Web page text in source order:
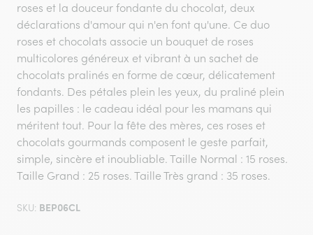
roses et la douceur fondante du chocolat, deux
déclarations d'amour qui n'en font qu'une. Ce duo
roses et chocolats associe un bouquet de roses
multicolores généreux et vibrant à un sachet de
chocolats pralinés en forme de cœur, délicatement
fondants. Des pétales plein les yeux, du praliné plein
les papilles : le cadeau idéal pour les mamans qui
méritent tout. Pour la fête des mères, ces roses et
chocolats gourmands composent le geste parfait,
simple, sincère et inoubliable. Taille Normal : 15 roses.
Taille Grand : 25 roses. Taille Très grand : 35 roses.
SKU: BEP06CL